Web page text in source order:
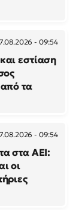
- 09:54
εστίαση
από τα
- 09:54
στα ΑΕΙ:
οι